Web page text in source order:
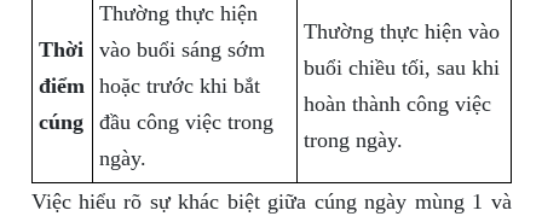
Thời
điểm
cúng
Thường thực hiện
vào buổi sáng sớm
hoặc trước khi bắt
đầu công việc trong
ngày.
Thường thực hiện vào
buổi chiều tối, sau khi
hoàn thành công việc
trong ngày.
Việc hiểu rõ sự khác biệt giữa cúng ngày mùng 1 và